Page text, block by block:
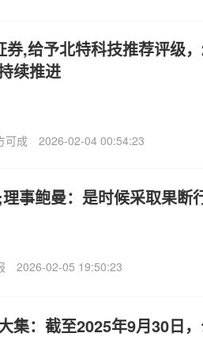
券,给予北特科技推荐评级
续推进
可成 2026-02-04 00:54:23
事鲍曼：是时候采取果断
2026-02-05 19:50:23
集：截至2025年9月30日